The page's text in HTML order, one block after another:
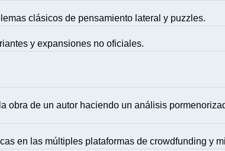
clásicos de pensamiento lateral y puzzles.
y expansiones no oficiales.
obra de un autor haciendo un análisis
en las múltiples plataformas de crowdfunding y